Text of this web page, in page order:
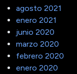
agosto 2021
enero 2021
junio 2020
marzo 2020
febrero 2020
enero 2020